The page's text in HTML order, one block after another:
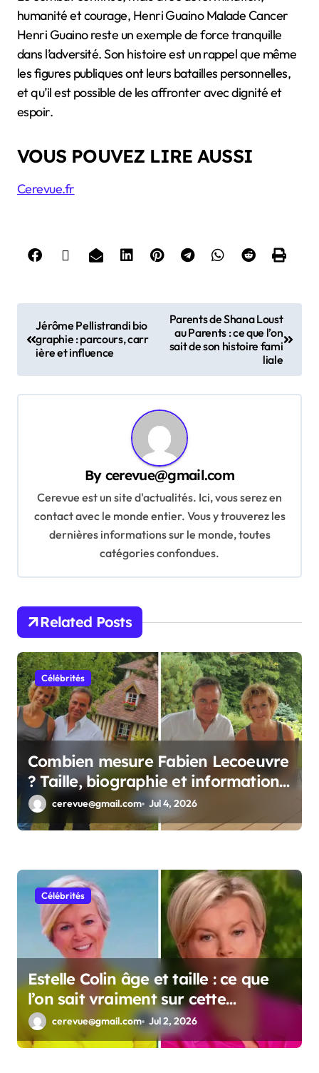
humanité et courage, Henri Guaino Malade Cancer
Henri Guaino reste un exemple de force tranquille
dans l’adversité. Son histoire est un rappel que même
les figures publiques ont leurs batailles personnelles,
et qu’il est possible de les affronter avec dignité et
espoir.
VOUS POUVEZ LIRE AUSSI
Cerevue.fr
o
i
Jérôme Pellistrandi bio
graphie : parcours, carr
ière et influence
Parents de Shana Loust
au Parents : ce que l’on
sait de son histoire fami
liale
By cerevue@gmail.com
Cerevue est un site d'actualités. Ici, vous serez en
contact avec le monde entier. Vous y trouverez les
dernières informations sur le monde, toutes
catégories confondues.
Related Posts
Célébrités
Combien mesure Fabien Lecoeuvre
? Taille, biographie et informations
complètes
cerevue@gmail.com Jul 4, 2026
Célébrités
Estelle Colin âge et taille : ce que
l’on sait vraiment sur cette
personnalité
cerevue@gmail.com Jul 2, 2026